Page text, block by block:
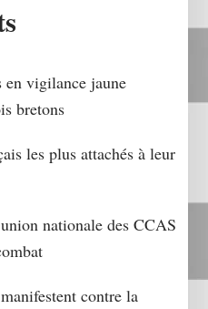
en vigilance jaune
bretons
les plus attachés à leur
nationale des CCAS
contre la